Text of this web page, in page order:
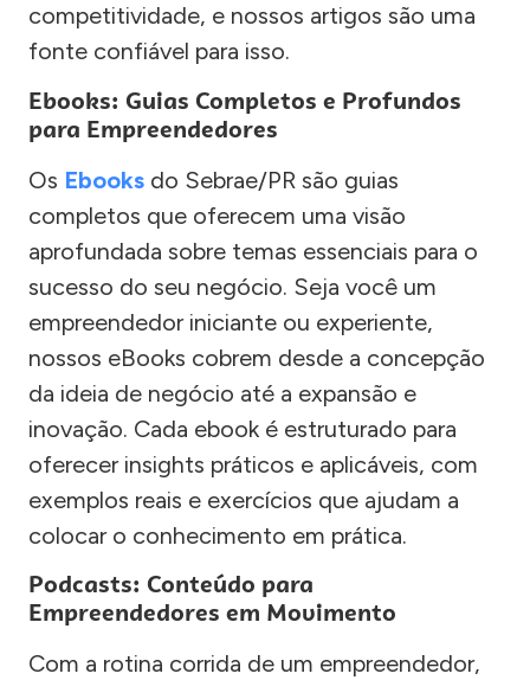
competitividade, e nossos artigos são uma
fonte confiável para isso.
Ebooks: Guias Completos e Profundos
para Empreendedores
Os Ebooks do Sebrae/PR são guias
completos que oferecem uma visão
aprofundada sobre temas essenciais para o
sucesso do seu negócio. Seja você um
empreendedor iniciante ou experiente,
nossos eBooks cobrem desde a concepção
da ideia de negócio até a expansão e
inovação. Cada ebook é estruturado para
oferecer insights práticos e aplicáveis, com
exemplos reais e exercícios que ajudam a
colocar o conhecimento em prática.
Podcasts: Conteúdo para
Empreendedores em Movimento
Com a rotina corrida de um empreendedor,